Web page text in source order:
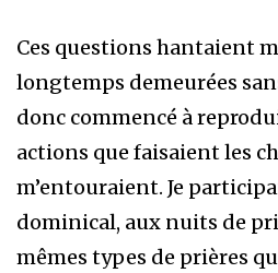
Ces questions hantaient
longtemps demeurées
donc commencé à
actions que faisaient les
m’entouraient. Je
dominical, aux nuits de
mêmes types de prières